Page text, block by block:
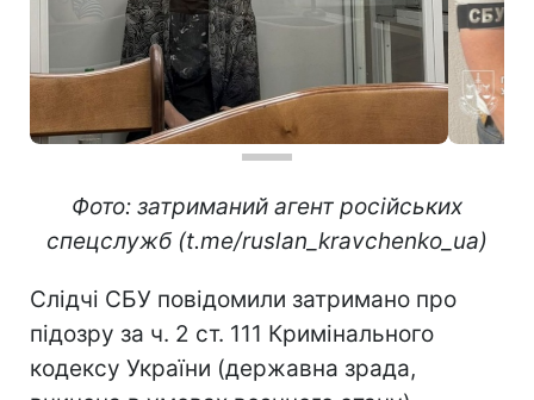
Фото: затриманий агент російських
спецслужб (t.me/ruslan_kravchenko_ua)
Слідчі СБУ повідомили затримано про
підозру за ч. 2 ст. 111 Кримінального
кодексу України (державна зрада,